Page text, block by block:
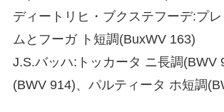
ディートリヒ・ブクステフーデ:プ
ムとフーガ ト短調(BuxWV 163)
J.S.バッハ:トッカータ ニ長調(BWV
(BWV 914)、パルティータ ホ短調